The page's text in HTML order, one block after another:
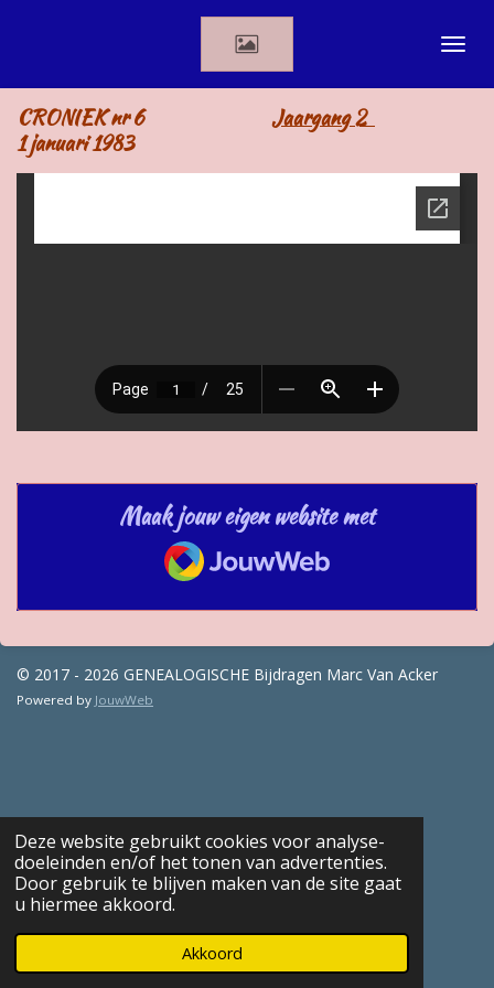
Deze website gebruikt cookies voor analyse-
doeleinden en/of het tonen van advertenties.
Door gebruik te blijven maken van de site gaat
u hiermee akkoord.
Akkoord
de
hoofdinhoud
CRONIEK nr 6 Jaargang 2
1 januari 1983
Maak jouw eigen website met
JouwWeb
© 2017 - 2026 GENEALOGISCHE Bijdragen Marc Van Acker
Powered by JouwWeb